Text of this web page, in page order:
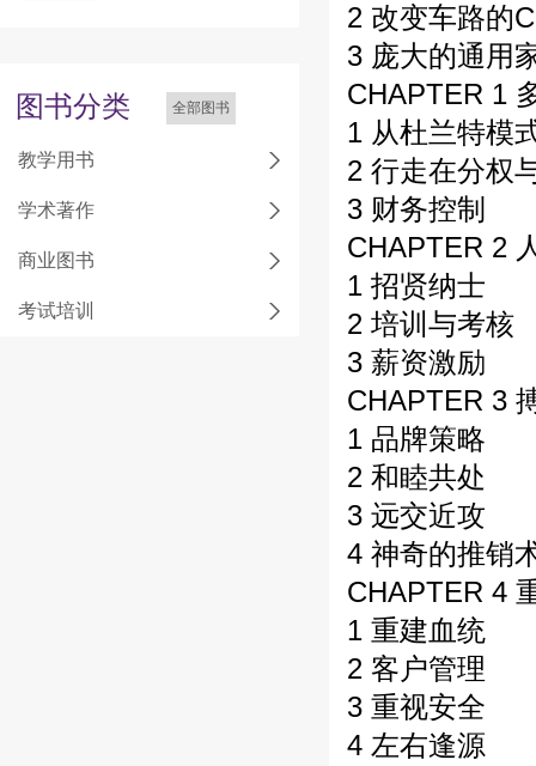
图书分类 全部图书
教学用书
学术著作
商业图书
考试培训
2 改变车路的
3 庞大的通用
CHAPTER 1
1 从杜兰特模
2 行走在分权
3 财务控制
CHAPTER 2
1 招贤纳士
2 培训与考核
3 薪资激励
CHAPTER 3
1 品牌策略
2 和睦共处
3 远交近攻
4 神奇的推销
CHAPTER 4
1 重建血统
2 客户管理
3 重视安全
4 左右逢源